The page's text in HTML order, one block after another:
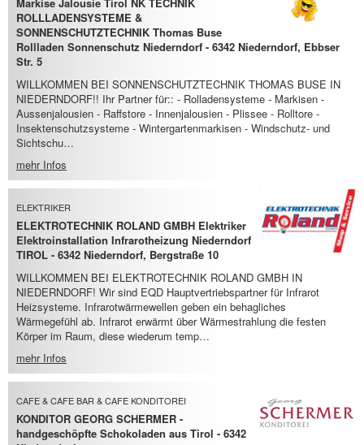
ROLLLADENSYSTEME &
SONNENSCHUTZTECHNIK Thomas Buse
Rollladen Sonnenschutz Niederndorf - 6342 Niederndorf, Ebbser
Str. 5
WILLKOMMEN BEI SONNENSCHUTZTECHNIK THOMAS BUSE IN
NIEDERNDORF!! Ihr Partner für:: - Rolladensysteme - Markisen -
Aussenjalousien - Raffstore - Innenjalousien - Plissee - Rolltore -
Insektenschutzsysteme - Wintergartenmarkisen - Windschutz- und
Sichtschu…
mehr Infos
ELEKTRIKER
ELEKTROTECHNIK ROLAND GMBH Elektriker
Elektroinstallation Infrarotheizung Niederndorf
TIROL - 6342 Niederndorf, Bergstraße 10
WILLKOMMEN BEI ELEKTROTECHNIK ROLAND GMBH IN
NIEDERNDORF! Wir sind EQD Hauptvertriebspartner für Infrarot
Heizsysteme. Infrarotwärmewellen geben ein behagliches
Wärmegefühl ab. Infrarot erwärmt über Wärmestrahlung die festen
Körper im Raum, diese wiederum temp…
mehr Infos
CAFE & CAFE BAR & CAFE KONDITOREI
KONDITOR GEORG SCHERMER -
handgeschöpfte Schokoladen aus Tirol - 6342